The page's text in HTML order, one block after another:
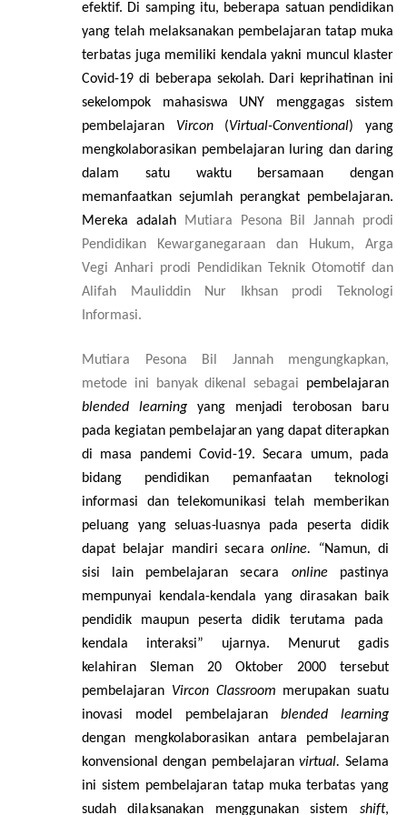
efektif. Di sampingitu, beberapa satuan pendidikan
yang tel ah mel aksanakan pembel ajaran tatap muka
terbatas juga memi iki kenda la yakni muncul klaster
Covid-19 di beberapa sekolah. Dari keprihatinan ini
sekelompok mahasiswa UNY menggagas sistem
pembelajaran Vircon(Virtual-Conventional)
yang
mengkolaborasikan pembelajaran luring dan daring
dalam satu waktu bersamaan dengan
memanfaatkan sejumlah perangkat pembelajaran.
Mereka adalah
Mutiara Pesona Bil Jannah prodi
Pendidikan Kewarganegaraan dan Hukum, Arga
Vegi Anhari prodi Pendidikan Teknik Otomotif dan
Alifah Maul iddin Nur khsan prodi Teknologi
Informasi.
Mutiara Pesona Bil Jannah mengungkapkan,
metode ini banyak dikenal sebagai pembe lajaran
blended learning yang menjadi terobosan baru
pada kegiatan pembelajaran yang dapat diterapkan
di masa pandemi Covid-19.Secara umum, pada
bidang pendidikan pemanfaatan tekno logi
informasi dan telekomunikasi telah memberikan
peluang yang se luas-l uasnya pada peserta didik
dapat belajar mandirisecaraonline. “Namun, di
sisi lain pembelajaran secara online pastinya
mempunyai kenda la-kenda la yang dirasakan baik
pendidik maupun peserta didik terutama pada
kenda la interaksi” ujarnya. Menurut gadis
kelahiran Sleman 20 Oktober 2000 tersebut
pembe lajaran Vircon Classroom merupakan suatu
inovasi model pembelajaran blended learning
dengan mengkolaborasikanantara pembelajaran
konvensiona l dengan pembelajaranvirtual. Selama
ini sistem pembel ajaran tatap muka terbatas yang
sudah di la ksanakan menggunakan sistem shift,